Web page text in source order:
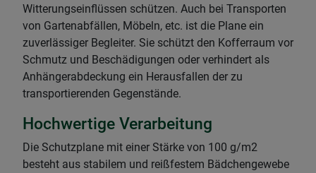
Witterungseinflüssen schützen. Auch bei Transporten
von Gartenabfällen, Möbeln, etc. ist die Plane ein
zuverlässiger Begleiter. Sie schützt den Kofferraum vor
Schmutz und Beschädigungen oder verhindert als
Anhängerabdeckung ein Herausfallen der zu
transportierenden Gegenstände.
Hochwertige Verarbeitung
Die Schutzplane mit einer Stärke von 100 g/m2
besteht aus stabilem und reißfestem Bädchengewebe